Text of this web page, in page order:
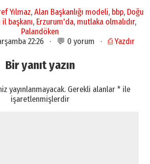
Yılmaz, Alan Başkanlığı modeli, bbp, Doğu
başkanı, Erzurum'da, mutlaka olmalıdır,
Palandöken
22:26 · 💬 0 yorum · ⎙ Yazdır
Bir yanıt yazın
yayınlanmayacak. Gerekli alanlar* ile
işaretlenmişlerdir